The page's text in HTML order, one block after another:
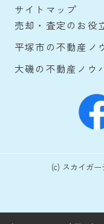
サイトマップ
売却・査定のお役
平塚市の不動産ノ
大磯の不動産ノウ
(c) スカイガ